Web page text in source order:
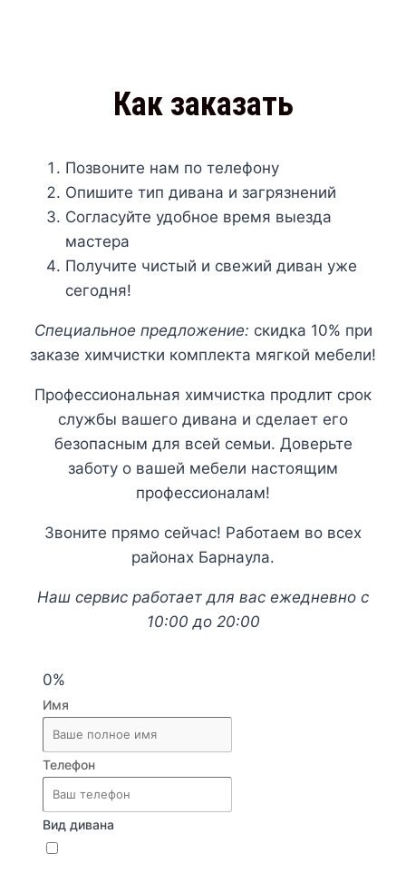
Как заказать
Позвоните нам по телефону
Опишите тип дивана и загрязнений
Согласуйте удобное время выезда
мастера
Получите чистый и свежий диван уже
сегодня!
Специальное предложение: скидка 10% при
заказе химчистки комплекта мягкой мебели!
Профессиональная химчистка продлит срок
службы вашего дивана и сделает его
безопасным для всей семьи. Доверьте
заботу о вашей мебели настоящим
профессионалам!
Звоните прямо сейчас! Работаем во всех
районах Барнаула.
Наш сервис работает для вас ежедневно с
10:00 до 20:00
0%
Имя
Телефон
Вид дивана